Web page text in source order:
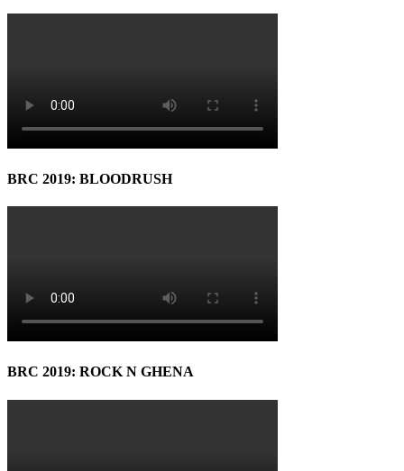
BRC 2019: BLOODRUSH
BRC 2019: ROCK N GHENA